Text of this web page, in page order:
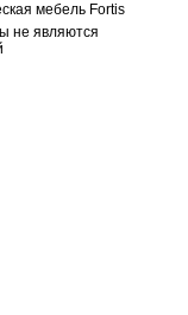
мебель Fortis
не являются